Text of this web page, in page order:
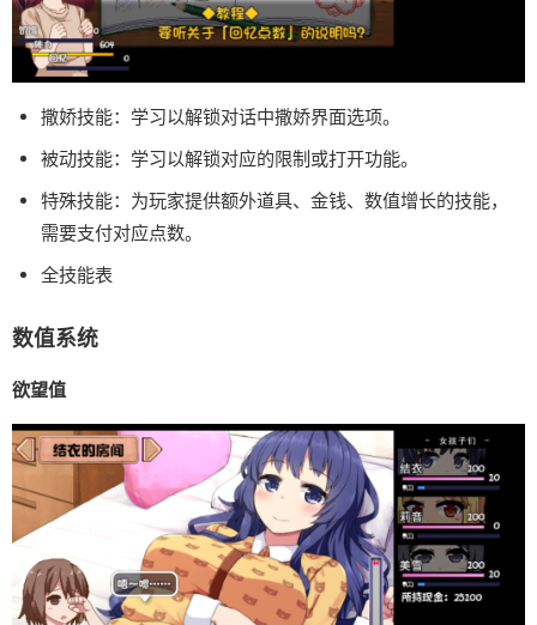
撒娇技能：学习以解锁对话中撒娇界面选项。
被动技能：学习以解锁对应的限制或打开功能。
特殊技能：为玩家提供额外道具、金钱、数值增长的技能，
需要支付对应点数。
全技能表
数值系统
欲望值